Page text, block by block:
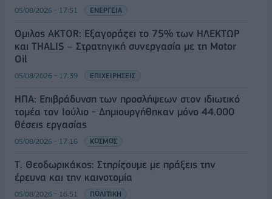
05/08/2026 - 17:51 ΕΝΕΡΓΕΙΑ
Όμιλος AKTOR: Εξαγοράζει το 75% των ΗΛΕΚΤΩΡ
και THALIS – Στρατηγική συνεργασία με τη Motor
Oil
05/08/2026 - 17:39 ΕΠΙΧΕΙΡΗΣΕΙΣ
ΗΠΑ: Επιβράδυνση των προσλήψεων στον ιδιωτικό
τομέα τον Ιούλιο - Δημιουργήθηκαν μόνο 44.000
θέσεις εργασίας
05/08/2026 - 17:16 ΚΟΣΜΟΣ
Τ. Θεοδωρικάκος: Στηρίζουμε με πράξεις την
έρευνα και την καινοτομία
05/08/2026 - 16:51 ΠΟΛΙΤΙΚΗ